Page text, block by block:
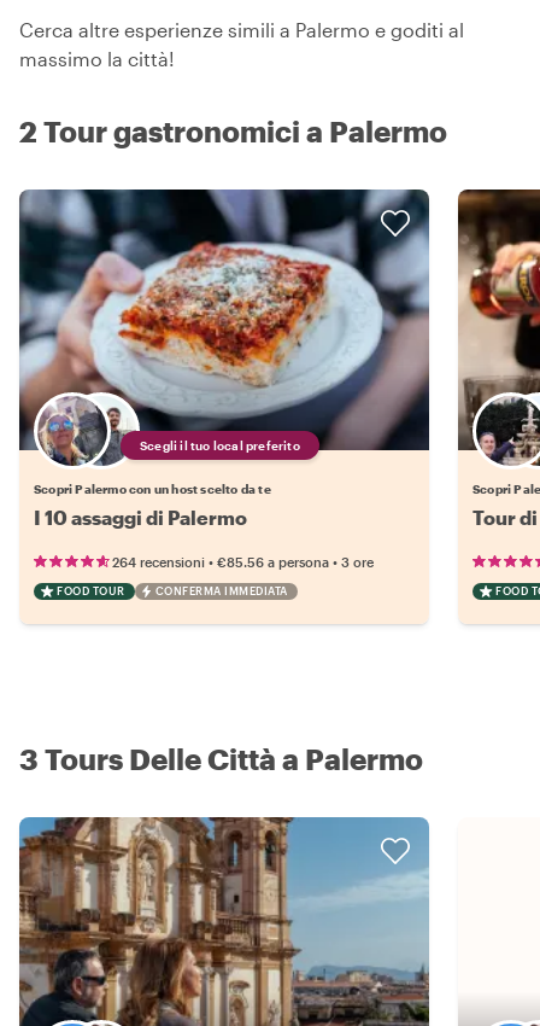
Cerca altre esperienze simili a Palermo e goditi al
massimo la città!
2 Tour gastronomici a Palermo
Scegli il tuo local preferito
Scopri Palermo con un host scelto da te
I 10 assaggi di Palermo
264 recensioni • €85.56 a persona • 3 ore
FOOD TOUR CONFERMA IMMEDIATA
Scopri
Tour
FOOD
3 Tours Delle Città a Palermo